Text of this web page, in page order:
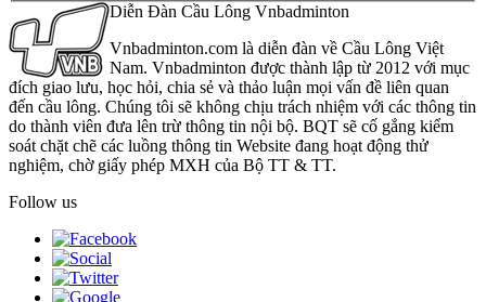
Diễn Đàn Cầu Lông Vnbadminton
Vnbadminton.com là diễn đàn về Cầu Lông Việt
Nam. Vnbadminton được thành lập từ 2012 với mục
đích giao lưu, học hỏi, chia sẻ và thảo luận mọi vấn đề liên quan
đến cầu lông. Chúng tôi sẽ không chịu trách nhiệm với các thông tin
do thành viên đưa lên trừ thông tin nội bộ. BQT sẽ cố gắng kiểm
soát chặt chẽ các luồng thông tin Website đang hoạt động thử
nghiệm, chờ giấy phép MXH của Bộ TT & TT.
Follow us